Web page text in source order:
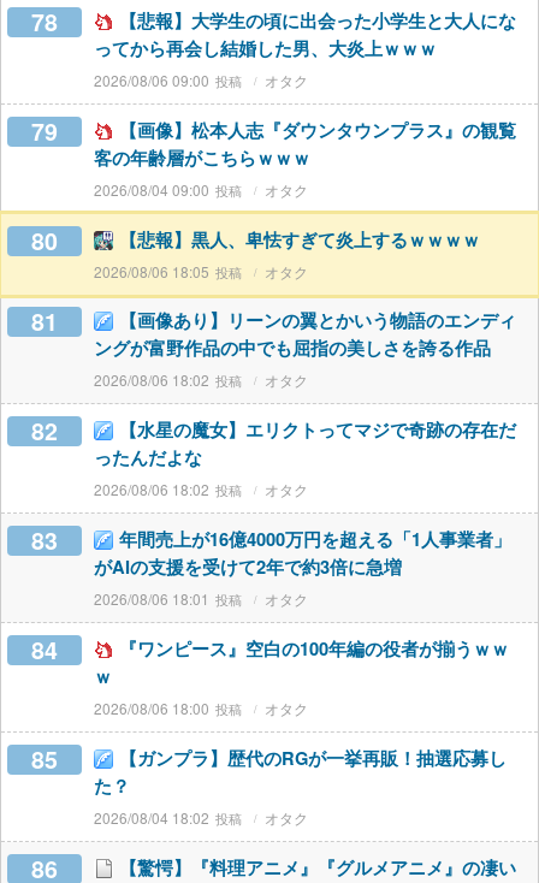
78
【悲報】大学生の頃に出会った小学生と大人にな
ってから再会し結婚した男、大炎上ｗｗｗ
2026/08/06 09:00 オタク
79
【画像】松本人志『ダウンタウンプラス』の観覧
客の年齢層がこちらｗｗｗ
2026/08/04 09:00 オタク
80 【悲報】黒人、卑怯すぎて炎上するｗｗｗｗ
2026/08/06 18:05 オタク
81
【画像あり】リーンの翼とかいう物語のエンディ
ングが富野作品の中でも屈指の美しさを誇る作品
2026/08/06 18:02 オタク
82
【水星の魔女】エリクトってマジで奇跡の存在だ
ったんだよな
2026/08/06 18:02 オタク
83
年間売上が16億4000万円を超える「1人事業者」
がAIの支援を受けて2年で約3倍に急増
2026/08/06 18:01 オタク
84
『ワンピース』空白の100年編の役者が揃うｗｗ
ｗ
2026/08/06 18:00 オタク
85
【ガンプラ】歴代のRGが一挙再販！抽選応募し
た？
2026/08/04 18:02 オタク
86
【驚愕】『料理アニメ』『グルメアニメ』の凄い